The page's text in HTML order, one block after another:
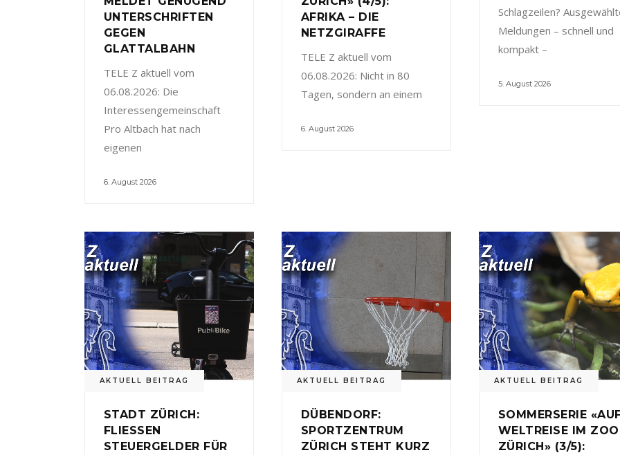
UNTERSCHRIFTEN
GEGEN
GLATTALBAHN
TELE Z aktuell vom
06.08.2026: Die
Interessengemeinschaft
Pro Altbach hat nach
eigenen
6. August 2026
AFRIKA – DIE
NETZGIRAFFE
TELE Z aktuell vom
06.08.2026: Nicht in 80
Tagen, sondern an einem
6. August 2026
Schlagzeilen?
Meldungen – schnell und
kompakt –
5. August 2026
AKTUELL BEITRAG
STADT ZÜRICH:
FLIESSEN
STEUERGELDER FÜR
AKTUELL BEITRAG
DÜBENDORF:
SPORTZENTRUM
ZÜRICH STEHT KURZ
AKTUELL BEITRAG
SOMMERSERIE
WELTREISE IM ZOO
ZÜRICH» (3/5):